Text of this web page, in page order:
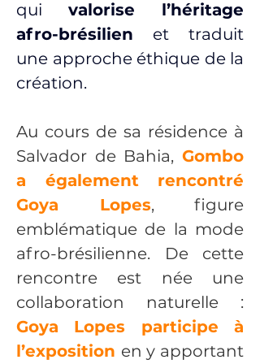
qui valorise l’héritage
afro-brésilien et traduit
une approche éthique de la
création.
Au cours de sa résidence à
Salvador de Bahia, Gombo
a également rencontré
Goya Lopes, figure
emblématique de la mode
afro-brésilienne. De cette
rencontre est née une
Goya Lopes participe à
l’exposition en y apportant